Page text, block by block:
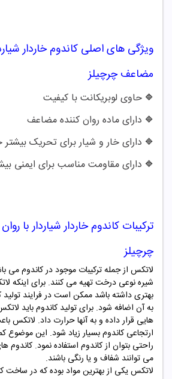
ویژگی های اصلی کاندوم خاردار
مضاعف چرچیلز
🔷 حاوی لوبریکانت با کیفیت
🔷 دارای ماده روان کننده مضاعف
🔷 دارای خار و شیار برای تحریک بیشتر
🔷 دارای مقاومت مناسب برای ایمنی
ترکیبات کاندوم خاردار شیاردار با
چرچیلز
لاتکس از جمله ترکیبات موجود در کاندوم می
شیره نوعی درخت تهیه می کنند. برای اینکه
بهتری داشته باشد ممکن است در فرایند تولید
به آن اضافه شود. برای تولید کاندوم باید
هایی قرار داده و به آنها حرارت داد.
ارتجاعی کاندوم بسیار زیاد شود. این
راحتی بتوان از کاندوم استفاده نمود. کاندوم
می توانند شفاف و یا رنگی باشند.
لاتکس یکی از بهترین مواد بوده که در ساخت